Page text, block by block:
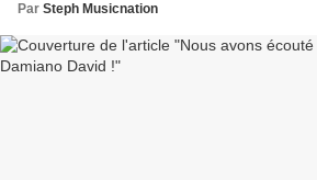
Par Steph Musicnation